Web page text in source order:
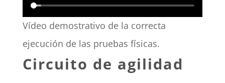
Vídeo demostrativo de la correcta
ejecución de las pruebas físicas.
Circuito de agilidad